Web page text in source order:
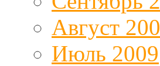
Август
Июль 2009